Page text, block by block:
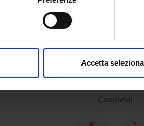
in qualsiasi momento dalla
e social media, i quali potrebbero
Accetta
Condividi